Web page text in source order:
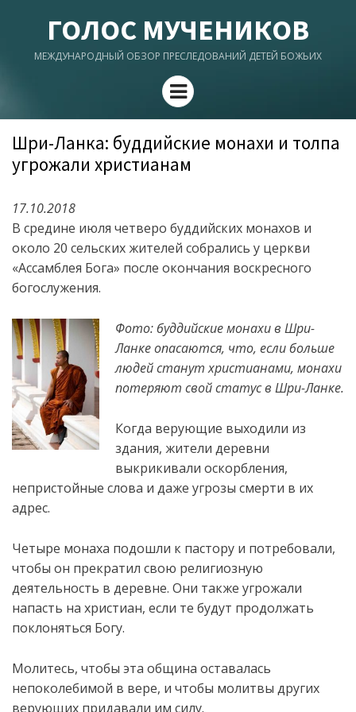
ГОЛОС МУЧЕНИКОВ
МЕЖДУНАРОДНЫЙ ОБЗОР ПРЕСЛЕДОВАНИЙ ДЕТЕЙ БОЖЬИХ
Menu
Шри-Ланка: буддийские монахи и толпа
угрожали христианам
17.10.2018
В средине июля четверо буддийских монахов и
около 20 сельских жителей собрались у церкви
«Ассамблея Бога» после окончания воскресного
богослужения.
Фото: буддийские монахи в Шри-
Ланке опасаются, что, если больше
людей станут христианами, монахи
потеряют свой статус в Шри-Ланке.
Когда верующие выходили из
здания, жители деревни
выкрикивали оскорбления,
непристойные слова и даже угрозы смерти в их
адрес.
Четыре монаха подошли к пастору и потребовали,
чтобы он прекратил свою религиозную
деятельность в деревне. Они также угрожали
напасть на христиан, если те будут продолжать
поклоняться Богу.
Молитесь, чтобы эта община оставалась
непоколебимой в вере, и чтобы молитвы других
верующих придавали им силу.